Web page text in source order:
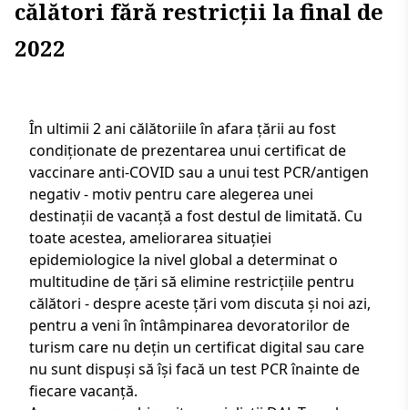
călători fără restricții la final de
2022
În ultimii 2 ani călătoriile în afara țării au fost
condiționate de prezentarea unui certificat de
vaccinare anti-COVID sau a unui test PCR/antigen
negativ - motiv pentru care alegerea unei
destinații de vacanță a fost destul de limitată. Cu
toate acestea, ameliorarea situației
epidemiologice la nivel global a determinat o
multitudine de țări să elimine restricțiile pentru
călători - despre aceste țări vom discuta și noi azi,
pentru a veni în întâmpinarea devoratorilor de
turism care nu dețin un certificat digital sau care
nu sunt dispuși să își facă un test PCR înainte de
fiecare vacanță.